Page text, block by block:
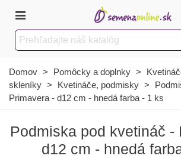
Domov > Pomôcky a doplnky >
skleníky > Kvetináče, podmisky >
Primavera - d12 cm - hnedá farba - 1 ks
Podmiska pod kvetináč -
d12 cm - hnedá